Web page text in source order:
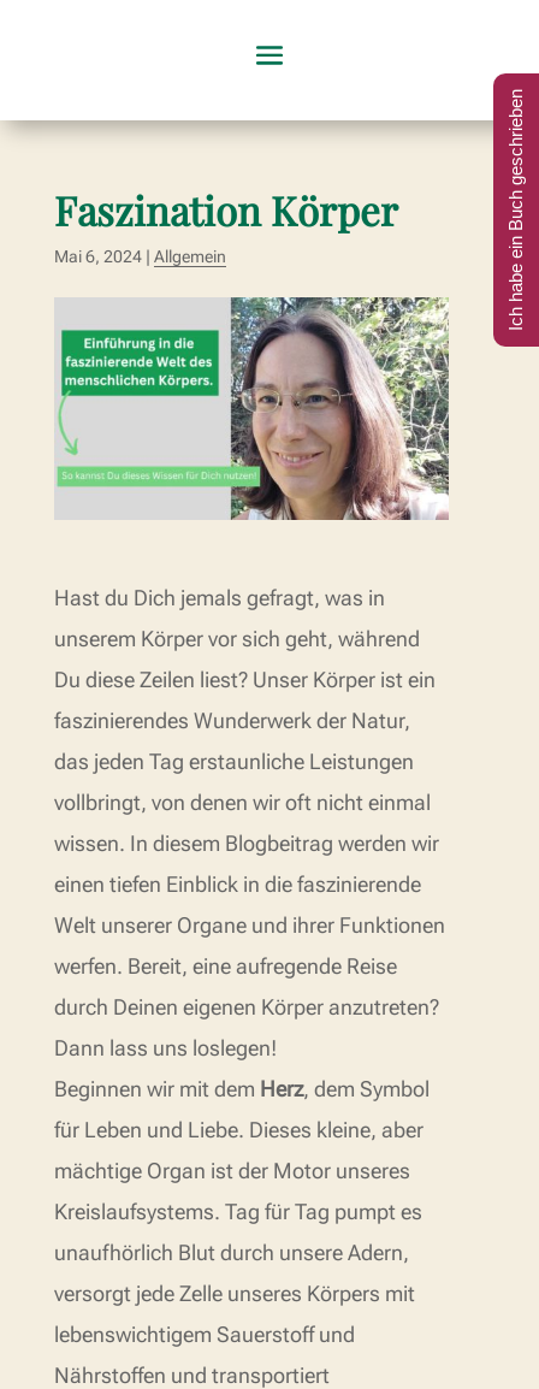
Faszination Körper
Mai 6, 2024| Allgemein
Hast du Dich jemals gefragt, was in
unserem Körper vor sich geht, während
Du diese Zeilen liest? Unser Körper ist ein
faszinierendes Wunderwerk der Natur,
das jeden Tag erstaunliche Leistungen
vollbringt, von denen wir oft nicht einmal
wissen. In diesem Blogbeitrag werden wir
einen tiefen Einblick in die faszinierende
Welt unserer Organe und ihrer Funktionen
werfen. Bereit, eine aufregende Reise
durch Deinen eigenen Körper anzutreten?
Dann lass uns loslegen!
Beginnen wir mit dem Herz, dem Symbol
für Leben und Liebe. Dieses kleine, aber
mächtige Organ ist der Motor unseres
Kreislaufsystems. Tag für Tag pumpt es
unaufhörlich Blut durch unsere Adern,
versorgt jede Zelle unseres Körpers mit
lebenswichtigem Sauerstoff und
Nährstoffen und transportiert
Ich habe ein Buch geschrieben